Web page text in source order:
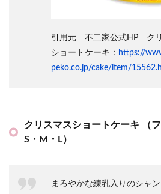
引用元 不二家公式HP ク
ショートケーキ： https://
peko.co.jp/cake/item/
クリスマスショートケーキ （
S・M・L）
まろやかな練乳入りのシャ